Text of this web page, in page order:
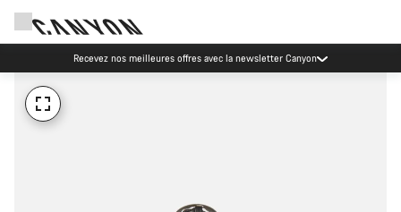
Recevez nos meilleures offres avec la newsletter Canyon